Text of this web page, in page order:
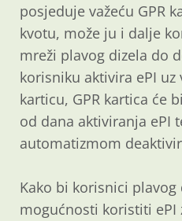
posjeduje važeću GPR
kvotu, može ju i dalje
mreži plavog dizela do
korisniku aktivira ePI uz
karticu, GPR kartica će
od dana aktiviranja ePI
automatizmom
Kako bi korisnici plavog
mogućnosti koristiti ePI